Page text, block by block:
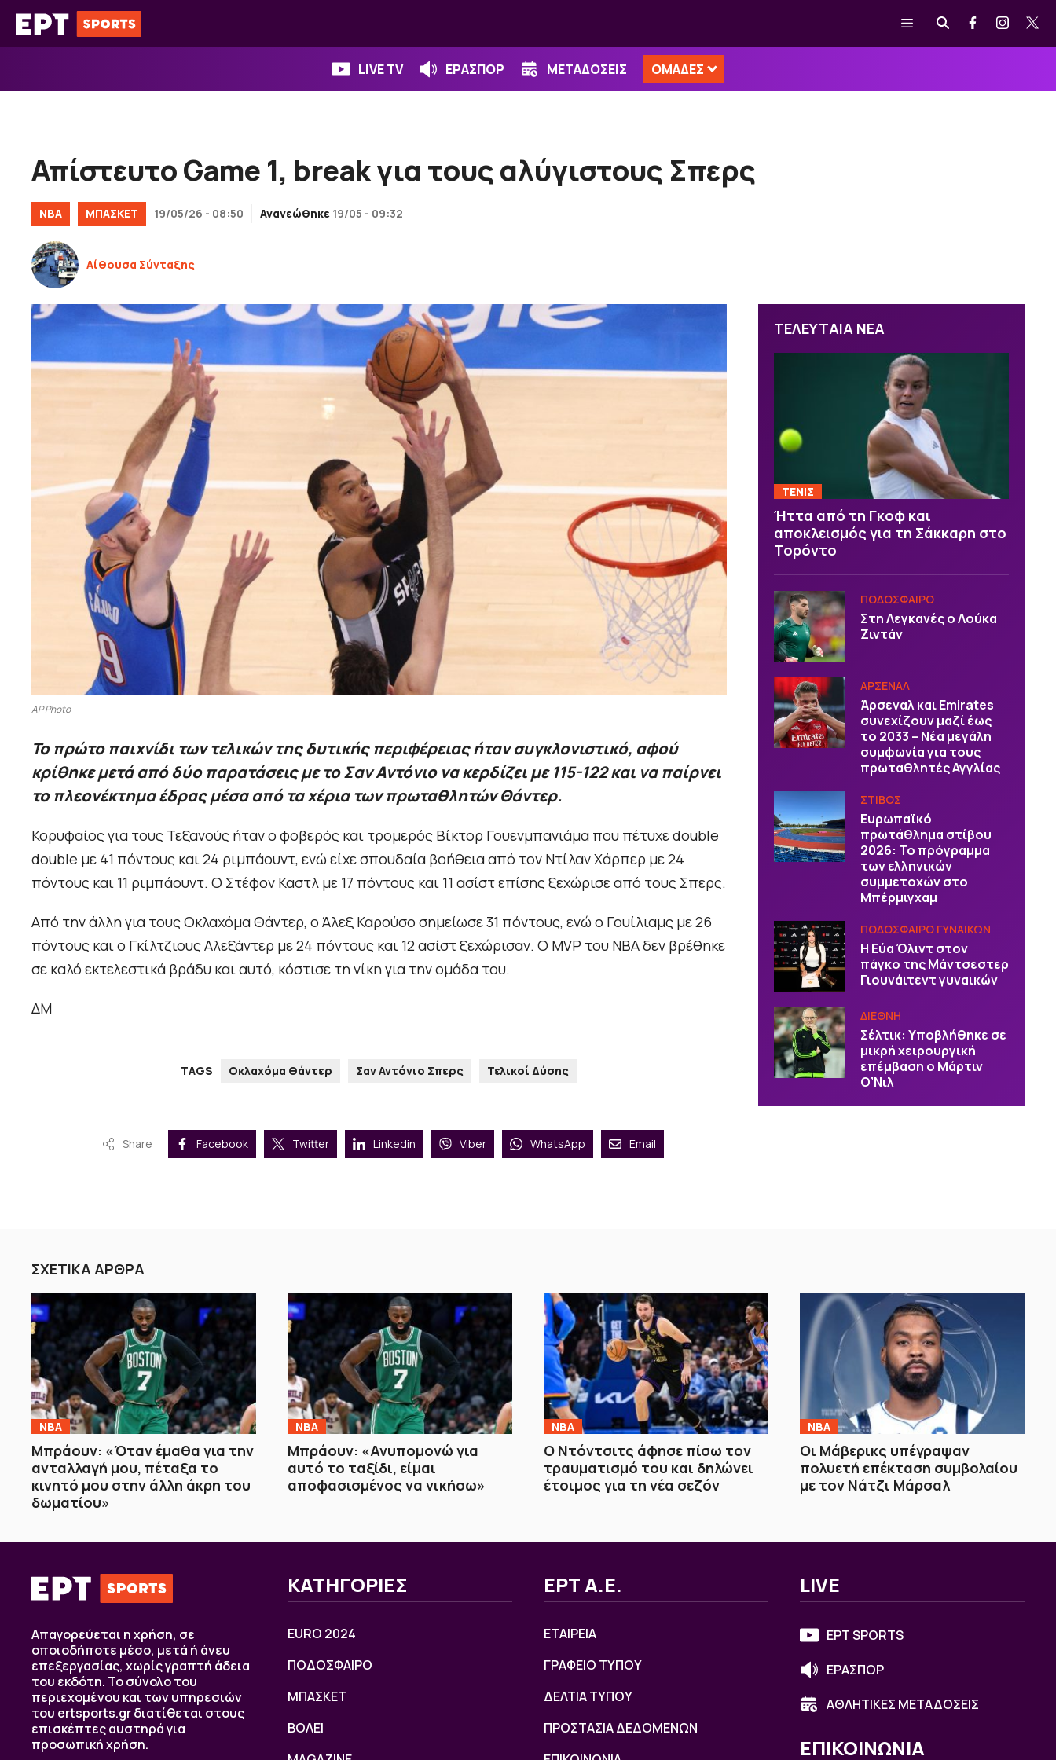
Μετάβαση
σε
Μενού
LIVE TV ΕΡΑΣΠΟΡ ΜΕΤΑΔΟΣΕΙΣ ΟΜΑΔΕΣ
Απίστευτο Game 1, break για τους αλύγιστους Σπερς
NBA ΜΠΑΣΚΕΤ 19/05/26 - 08:50 Ανανεώθηκε 19/05 - 09:32
Αίθουσα Σύνταξης
AP Photo
Το πρώτο παιχνίδι των τελικών της δυτικής περιφέρειας ήταν συγκλονιστικό, αφού
κρίθηκε μετά από δύο παρατάσεις με το Σαν Αντόνιο να κερδίζει με 115-122 και να παίρνει
το πλεονέκτημα έδρας μέσα από τα χέρια των πρωταθλητών Θάντερ.
Κορυφαίος για τους Τεξανούς ήταν ο φοβερός και τρομερός Βίκτορ Γουενμπανιάμα που πέτυχε double
double με 41 πόντους και 24 ριμπάουντ, ενώ είχε σπουδαία βοήθεια από τον Ντίλαν Χάρπερ με 24
πόντους και 11 ριμπάουντ. Ο Στέφον Καστλ με 17 πόντους και 11 ασίστ επίσης ξεχώρισε από τους Σπερς.
Από την άλλη για τους Οκλαχόμα Θάντερ, ο Άλεξ Καρούσο σημείωσε 31 πόντους, ενώ ο Γουίλιαμς με 26
πόντους και ο Γκίλτζιους Αλεξάντερ με 24 πόντους και 12 ασίστ ξεχώρισαν. Ο MVP του ΝΒΑ δεν βρέθηκε
σε καλό εκτελεστικά βράδυ και αυτό, κόστισε τη νίκη για την ομάδα του.
ΔΜ
TAGS Οκλαχόμα Θάντερ Σαν Αντόνιο Σπερς Τελικοί Δύσης
Share Facebook Twitter Linkedin Viber WhatsApp Email
ΤΕΛΕΥΤΑΙΑ ΝΕΑ
ΤΕΝΙΣ
Ήττα από τη Γκοφ και
αποκλεισμός για τη Σάκκαρη στο
Τορόντο
ΠΟΔΟΣΦΑΙΡΟ
Στη Λεγκανές ο Λούκα
Ζιντάν
ΑΡΣΕΝΑΛ
Άρσεναλ και Emirates
συνεχίζουν μαζί έως
το 2033 – Νέα μεγάλη
συμφωνία για τους
πρωταθλητές Αγγλίας
ΣΤΙΒΟΣ
Ευρωπαϊκό
πρωτάθλημα στίβου
2026: Το πρόγραμμα
των ελληνικών
συμμετοχών στο
Μπέρμιγχαμ
ΠΟΔΟΣΦΑΙΡΟ ΓΥΝΑΙΚΩΝ
Η Εύα Όλιντ στον
πάγκο της Μάντσεστερ
Γιουνάιτεντ γυναικών
ΔΙΕΘΝΗ
Σέλτικ: Υποβλήθηκε σε
μικρή χειρουργική
επέμβαση ο Μάρτιν
Ο’Νιλ
ΣΧΕΤΙΚΑ ΑΡΘΡΑ
NBA
Μπράουν: «Όταν έμαθα για την
ανταλλαγή μου, πέταξα το
κινητό μου στην άλλη άκρη του
δωματίου»
NBA
Μπράουν: «Ανυπομονώ για
αυτό το ταξίδι, είμαι
αποφασισμένος να νικήσω»
NBA
Ο Ντόντσιτς άφησε πίσω τον
τραυματισμό του και δηλώνει
έτοιμος για τη νέα σεζόν
NBA
Οι Μάβερικς υπέγραψαν
πολυετή επέκταση συμβολαίου
με τον Νάτζι Μάρσαλ
Απαγορεύεται η χρήση, σε
οποιοδήποτε μέσο, μετά ή άνευ
επεξεργασίας, χωρίς γραπτή άδεια
του εκδότη. Το σύνολο του
περιεχομένου και των υπηρεσιών
του ertsports.gr διατίθεται στους
επισκέπτες αυστηρά για
προσωπική χρήση.
ΚΑΤΗΓΟΡΙΕΣ
EURO 2024
ΠΟΔΟΣΦΑΙΡΟ
ΜΠΑΣΚΕΤ
ΒOΛΕΙ
ΕΡΤ Α.Ε.
ΕΤΑΙΡΕΙΑ
ΓΡΑΦΕΙΟ ΤΥΠΟΥ
ΔΕΛΤΙΑ ΤΥΠΟΥ
ΠΡΟΣΤΑΣΙΑ ΔΕΔΟΜΕΝΩΝ
LIVE
ΕΡΤ SPORTS
ΕΡΑΣΠΟΡ
ΑΘΛΗΤΙΚΕΣ ΜΕΤΑΔΟΣΕΙΣ
ΕΠΙΚΟΙΝΩΝΙΑ